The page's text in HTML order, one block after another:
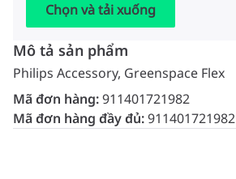
Chọn và tải xuống
Mô tả sản phẩm
Philips Accessory, Greenspace Flex
Mã đơn hàng:911401721982
Mã đơn hàng đầy đủ:911401721982